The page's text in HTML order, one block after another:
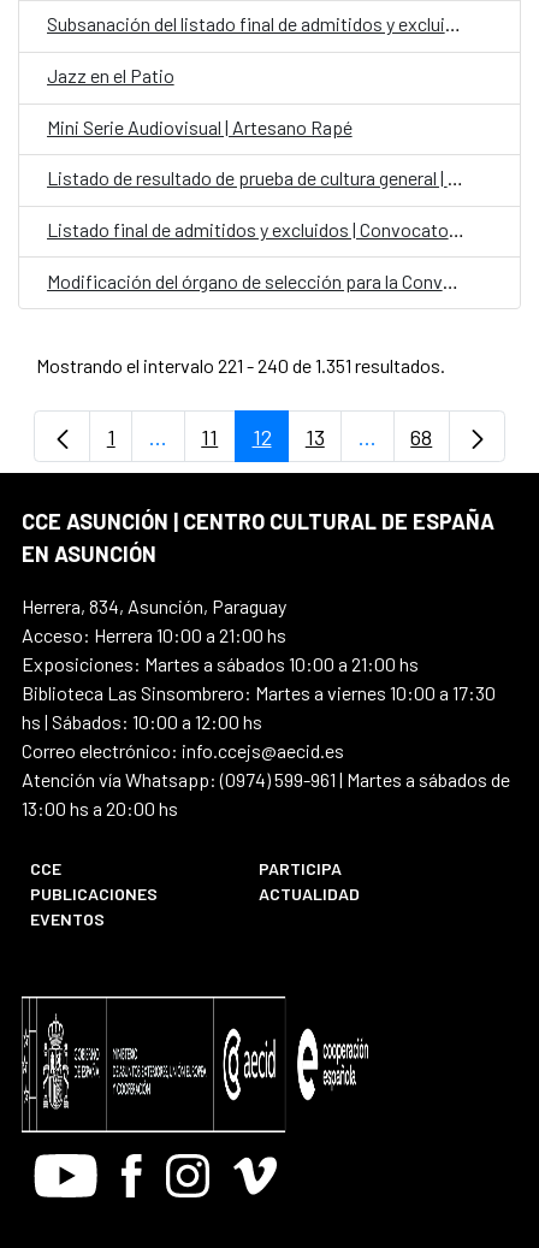
Subsanación del listado final de admitidos y excluidos | Convocatoria Laboral Fijo en el Exterior Categoría Auxiliar Administrativo para la OCE Paraguay
Jazz en el Patio
Mini Serie Audiovisual | Artesano Rapé
Listado de resultado de prueba de cultura general | Convocatoria para personal laboral fijo en el CCEJS
Listado final de admitidos y excluidos | Convocatoria Laboral Fijo en el Exterior Categoría Auxiliar Administrativo para la OCE Paraguay
Mostrando el intervalo 221 - 240 de 1.351 resultados.
Página
1 ...Páginas intermedias Use TAB para
Página
11 Página
12 Página
13 ...PáginasPágina
68
CCE ASUNCIÓN | CENTRO CULTURAL DE ESPAÑA
EN ASUNCIÓN
Herrera, 834, Asunción, Paraguay
Acceso: Herrera 10:00 a 21:00 hs
Exposiciones: Martes a sábados 10:00 a 21:00 hs
Biblioteca Las Sinsombrero: Martes a viernes 10:00 a 17:30
hs | Sábados: 10:00 a 12:00 hs
Correo electrónico: info.ccejs@aecid.es
Atención vía Whatsapp: (0974) 599-961 | Martes a sábados de
13:00 hs a 20:00 hs
CCE
PARTICIPA
PUBLICACIONES
ACTUALIDAD
EVENTOS
Youtube FacebookInstagram
Vimeo